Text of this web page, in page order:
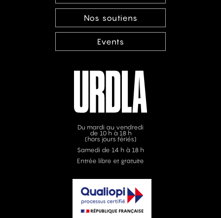
Nos soutiens
Events
Du mardi au vendredi
de 10 h à 18 h
(hors jours fériés)
Samedi de 14 h à 18 h
Entrée libre et gratuite